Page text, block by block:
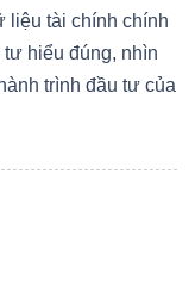
liệu tài chính chính
hiểu đúng, nhìn
trình đầu tư của